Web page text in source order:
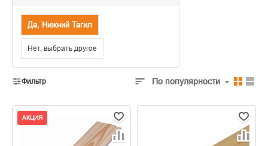
Да, Нижний Тагил
Нет, выбрать другое
Вагонка
Фильтр По популярности
АКЦИЯ